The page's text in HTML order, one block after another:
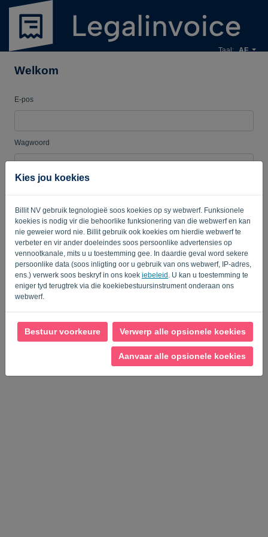
Kies jou koekies
Billit NV gebruik tegnologieë soos koekies op sy webwerf. Funksionele
koekies is nodig vir die behoorlike funksionering van die webwerf en kan
nie geweier word nie. Billit gebruik ook koekies om hierdie webwerf te
verbeter en vir ander doeleindes soos persoonlike advertensies op
vennootkanale, mits u u toestemming gee. In daardie geval word sekere
persoonlike data (soos inligting oor u gebruik van ons webwerf, IP-adres,
ens.) verwerk soos beskryf in ons koek iebeleid . U kan u toestemming te
eniger tyd terugtrek via die koekiebestuursinstrument onderaan ons
webwerf.
Bestuur voorkeure Verwerp alle opsionele koekies
Aanvaar alle opsionele koekies
Taal: AF
Welkom
E-pos
Wagwoord
TEKEN IN
Privaatheidsbeleid-Terme en voorwaardes